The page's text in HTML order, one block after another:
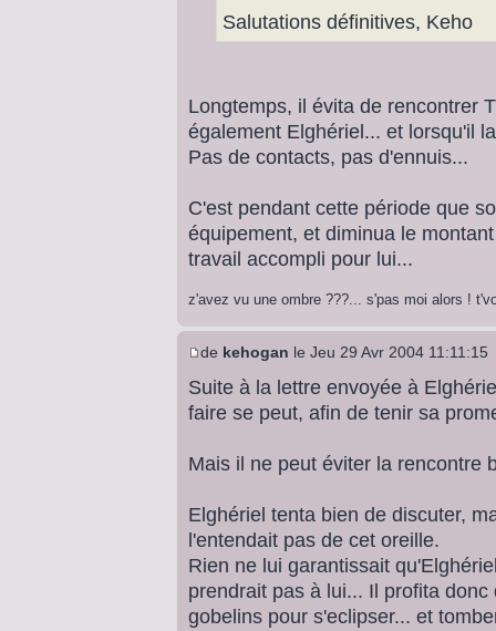
Salutations définitives, Keho
Longtemps, il évita de rencontrer
également Elghériel... et lorsqu'il
Pas de contacts, pas d'ennuis...
C'est pendant cette période que
équipement, et diminua le
travail accompli pour lui...
z'avez vu une ombre ???... s'pas moi alors !
de kehogan le Jeu 29 Avr 2004 11:11:15
Suite à la lettre envoyée à
faire se peut, afin de tenir sa
Mais il ne peut éviter la rencontre
Elghériel tenta bien de discuter,
l'entendait pas de cet oreille.
Rien ne lui garantissait
prendrait pas à lui... Il profita
gobelins pour s'eclipser... et